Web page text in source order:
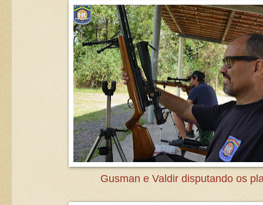
Gusman e Valdir disputando os